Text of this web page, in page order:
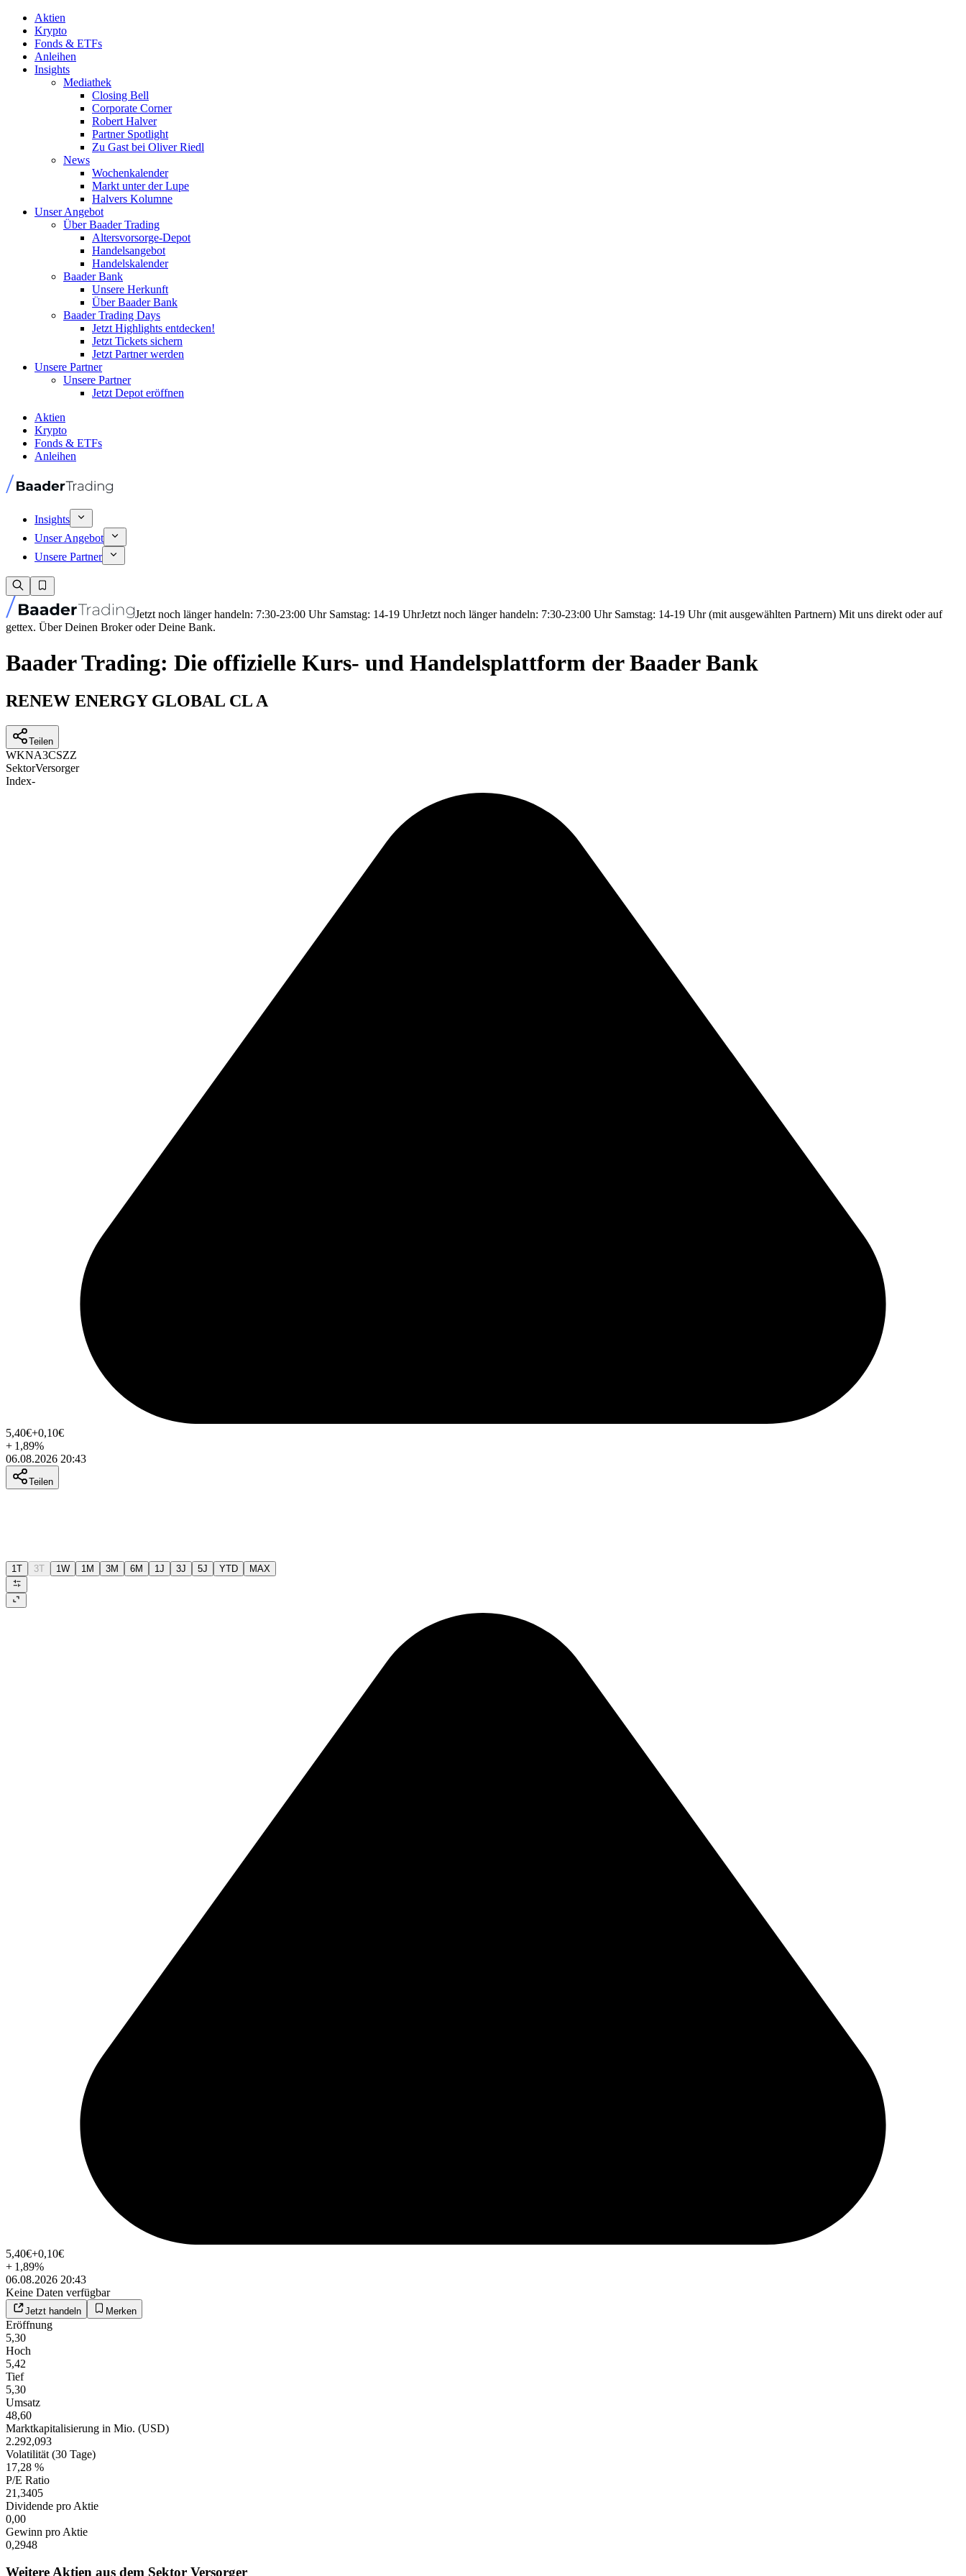
Aktien
Krypto
Fonds & ETFs
Anleihen
Insights
Mediathek
Closing Bell
Corporate Corner
Robert Halver
Partner Spotlight
Zu Gast bei Oliver Riedl
News
Wochenkalender
Markt unter der Lupe
Halvers Kolumne
Unser Angebot
Über Baader Trading
Altersvorsorge-Depot
Handelsangebot
Handelskalender
Baader Bank
Unsere Herkunft
Über Baader Bank
Baader Trading Days
Jetzt Highlights entdecken!
Jetzt Tickets sichern
Jetzt Partner werden
Unsere Partner
Unsere Partner
Jetzt Depot eröffnen
Aktien
Krypto
Fonds & ETFs
Anleihen
Insights
Unser Angebot
Unsere Partner
Jetzt noch länger handeln: 7:30-23:00 Uhr Samstag: 14-19 UhrJetzt noch länger handeln: 7:30-23:00 Uhr Samstag: 14-19 Uhr (mit ausgewählten Partnern) Mit uns direkt oder auf
gettex. Über Deinen Broker oder Deine Bank.
Baader Trading: Die offizielle Kurs- und Handelsplattform der Baader Bank
RENEW ENERGY GLOBAL CL A
Teilen
WKNA3CSZZ
SektorVersorger
Index-
5,40€+0,10€
+ 1,89%
06.08.2026 20:43
Teilen
1T 3T 1W 1M 3M 6M 1J 3J 5J YTD MAX
5,40€+0,10€
+ 1,89%
06.08.2026 20:43
Keine Daten verfügbar
Jetzt handeln Merken
Eröffnung
5,30
Hoch
5,42
Tief
5,30
Umsatz
48,60
Marktkapitalisierung in Mio. (USD)
2.292,093
Volatilität (30 Tage)
17,28 %
P/E Ratio
21,3405
Dividende pro Aktie
0,00
Gewinn pro Aktie
0,2948
Weitere Aktien aus dem Sektor Versorger